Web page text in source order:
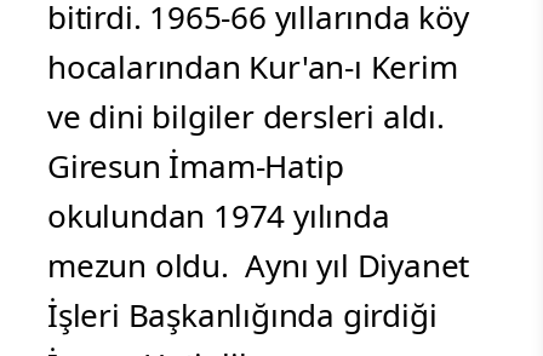
bitirdi. 1965-66 yıllarında köy
hocalarından Kur'an-ı Kerim
ve dini bilgiler dersleri aldı.
Giresun İmam-Hatip
okulundan 1974 yılında
mezun oldu. Aynı yıl Diyanet
İşleri Başkanlığında girdiği